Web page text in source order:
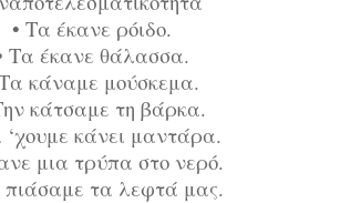
• Τα έκανε ρόιδο.
Τα έκανε θάλασσα.
κάναμε μούσκεμα.
κάτσαμε τη βάρκα.
κάνει μαντάρα.
μια τρύπα στο νερό.
τα λεφτά μας.